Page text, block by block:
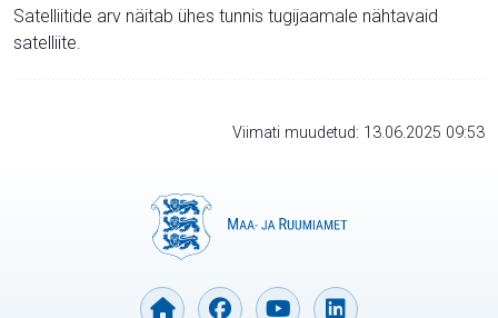
Satelliitide arv näitab ühes tunnis tugijaamale nähtavaid
satelliite.
Viimati muudetud: 13.06.2025 09:53